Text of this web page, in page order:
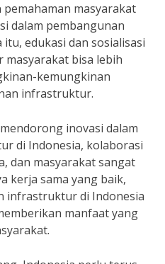
masyarakat
dalam pembangunan
edukasi dan sosialisasi
bisa lebih
kemungkinan
infrastruktur.
inovasi dalam
di Indonesia, kolaborasi
dan masyarakat sangat
kerja sama yang baik,
infrastruktur di Indonesia
manfaat yang